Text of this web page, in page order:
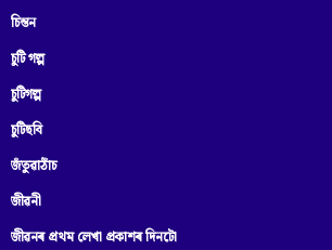
চিন্তন
চুটি গল্প
চুটিগল্প
চুটিছবি
জঁতুৱাঠাঁচ
জীৱনী
জীৱনৰ প্ৰথম লেখা প্ৰকাশৰ দিনটো